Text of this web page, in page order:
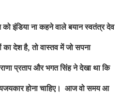
इंडिया ना कहने वाले बयान स्वतंत्र देव
का देश है, तो वास्तव में जो सपना
प्रताप और भगत सिंह ने देखा था कि
होना चाहिए। आज वो समय आ